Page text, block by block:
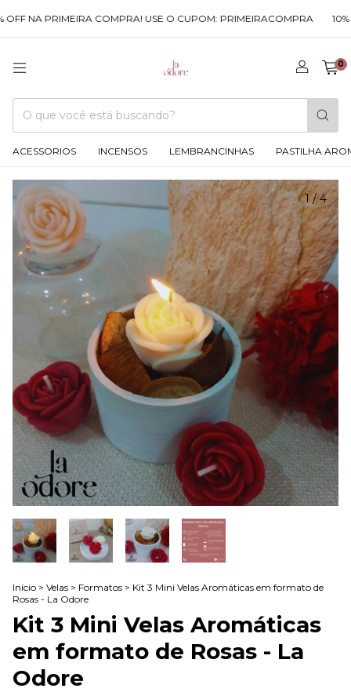
NA PRIMEIRA COMPRA! USE O CUPOM: PRIMEIRACOMPRA 10%
0
ACESSORIOS INCENSOS LEMBRANCINHAS PASTILHA
1/4
Início > Velas > Formatos > Kit 3 Mini Velas Aromáticas em formato de
Rosas - La Odore
Kit 3 Mini Velas Aromáticas
em formato de Rosas - La
Odore